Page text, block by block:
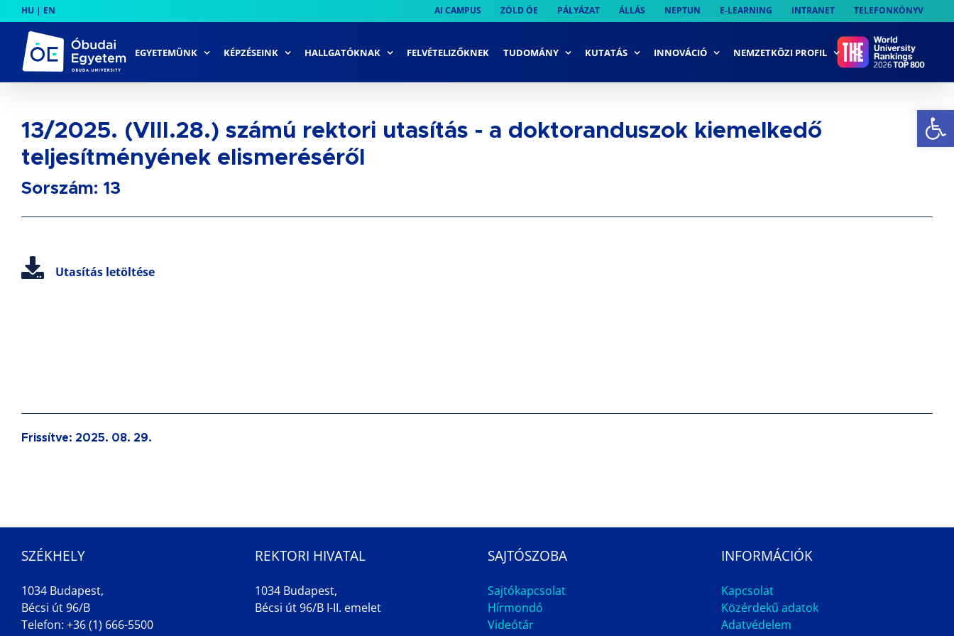
to
content
HU | EN AI CAMPUS ZÖLD ÓE PÁLYÁZAT ÁLLÁS NEPTUN E-LEARNING INTRANET TELEFONKÖNYV
EGYETEMÜNK KÉPZÉSEINK HALLGATÓKNAK FELVÉTELIZŐKNEK TUDOMÁNY KUTATÁS INNOVÁCIÓ NEMZETKÖZI PROFIL
13/2025. (VIII.28.) számú rektori utasítás - a doktoranduszok kiemelkedő
teljesítményének elismeréséről
Sorszám: 13
Utasítás letöltése
Frissítve: 2025. 08. 29.
SZÉKHELY
1034 Budapest,
Bécsi út 96/B
Telefon: +36 (1) 666-5500
REKTORI HIVATAL
1034 Budapest,
Bécsi út 96/B I-II. emelet
SAJTÓSZOBA
Sajtókapcsolat
Hírmondó
Videótár
INFORMÁCIÓK
Kapcsolat
Közérdekű adatok
Adatvédelem